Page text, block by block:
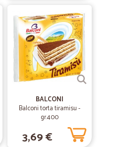
21/11/2019
BALCONI
Balconi torta tiramisu -
gr.400
3,69 €